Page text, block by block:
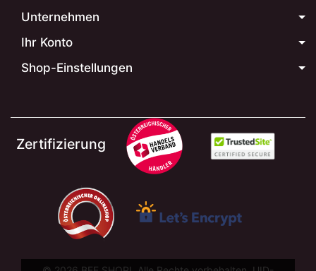
Unternehmen
Ihr Konto
Shop-Einstellungen
Zertifizierung